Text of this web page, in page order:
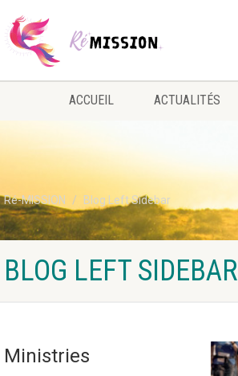
ACCUEIL ACTUALITÉS
Ré-MISSION Blog Left Sidebar
BLOG LEFT SIDEBAR
Ministries